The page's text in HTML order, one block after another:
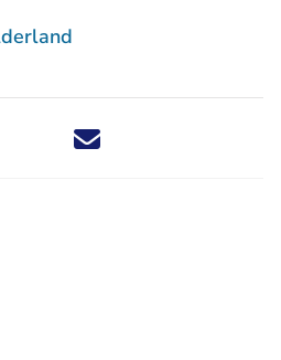
Deel dit nieuwsbericht via X -
Deel dit nieuwsbericht via
Deel dit nieuwsbericht
Deel dit